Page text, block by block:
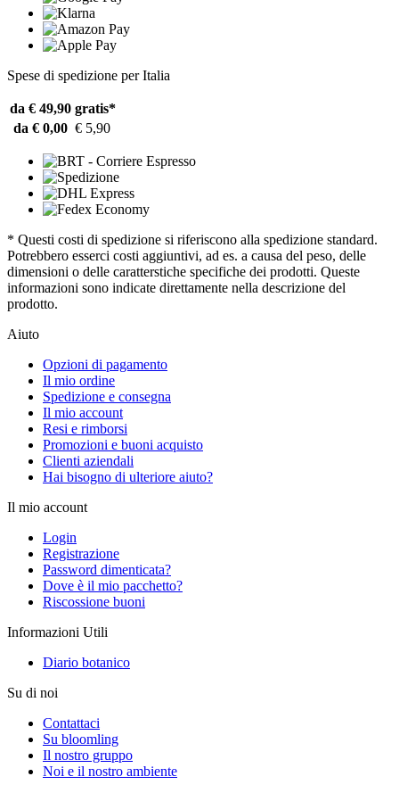
Spese di spedizione per Italia
da € 49,90 gratis*
da € 0,00 € 5,90
* Questi costi di spedizione si riferiscono alla spedizione standard.
Potrebbero esserci costi aggiuntivi, ad es. a causa del peso, delle
dimensioni o delle caratterstiche specifiche dei prodotti. Queste
informazioni sono indicate direttamente nella descrizione del
prodotto.
Aiuto
Opzioni di pagamento
Il mio ordine
Spedizione e consegna
Il mio account
Resi e rimborsi
Promozioni e buoni acquisto
Clienti aziendali
Hai bisogno di ulteriore aiuto?
Il mio account
Login
Registrazione
Password dimenticata?
Dove è il mio pacchetto?
Riscossione buoni
Informazioni Utili
Diario botanico
Su di noi
Contattaci
Su bloomling
Il nostro gruppo
Noi e il nostro ambiente